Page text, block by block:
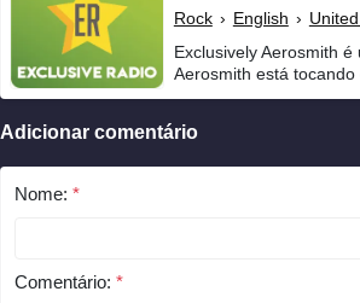
Rock › English ›
Exclusively Aerosmith
Aerosmith está
Adicionar comentário
Nome: *
Comentário: *